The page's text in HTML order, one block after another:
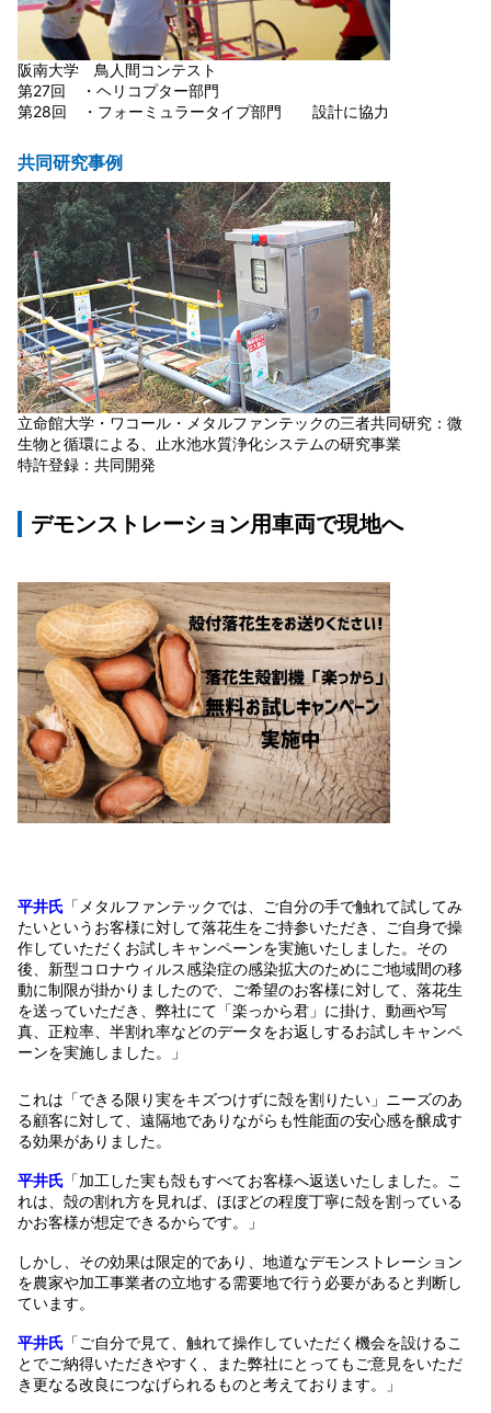
阪南大学 鳥人間コンテスト
第27回 ・ヘリコプター部門
第28回 ・フォーミュラータイプ部門 設計に協力
共同研究事例
立命館大学・ワコール・メタルファンテックの三者共同研究：微
生物と循環による、止水池水質浄化システムの研究事業
特許登録：共同開発
デモンストレーション用車両で現地へ
平井氏 「メタルファンテックでは、ご自分の手で触れて試してみ
たいというお客様に対して落花生をご持参いただき、ご自身で操
作していただくお試しキャンペーンを実施いたしました。その
後、新型コロナウィルス感染症の感染拡大のためにご地域間の移
動に制限が掛かりましたので、ご希望のお客様に対して、落花生
を送っていただき、弊社にて「楽っから君」に掛け、動画や写
真、正粒率、半割れ率などのデータをお返しするお試しキャンペ
ーンを実施しました。」
これは「できる限り実をキズつけずに殻を割りたい」ニーズのあ
る顧客に対して、遠隔地でありながらも性能面の安心感を醸成す
る効果がありました。
平井氏 「加工した実も殻もすべてお客様へ返送いたしました。こ
れは、殻の割れ方を見れば、ほぼどの程度丁寧に殻を割っている
かお客様が想定できるからです。」
しかし、その効果は限定的であり、地道なデモンストレーション
を農家や加工事業者の立地する需要地で行う必要があると判断し
ています。
平井氏 「ご自分で見て、触れて操作していただく機会を設けるこ
とでご納得いただきやすく、また弊社にとってもご意見をいただ
き更なる改良につなげられるものと考えております。」